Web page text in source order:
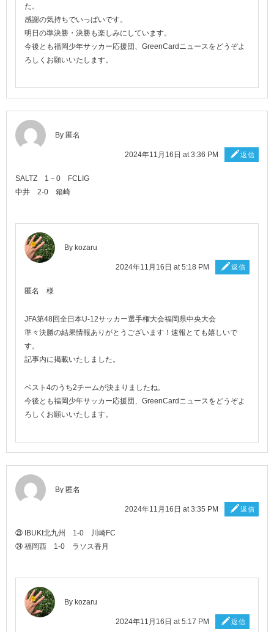
た。
感謝の気持ちでいっぱいです。
明日の準決勝・決勝も楽しみにしています。
今後とも福岡少年サッカー応援団、GreenCardニュースをどうぞよ
ろしくお願いいたします。
By 匿名
2024年11月16日 at 3:36 PM 返信
SALTZ 1－0 FCLIG
中井 2-0 箱崎
By kozaru
2024年11月16日 at 5:18 PM 返信
匿名 様
JFA第48回全日本U-12サッカー選手権大会福岡県中央大会
準々決勝の結果情報ありがとうございます！速報とても嬉しいで
す。
記事内に掲載いたしました。
ベスト4のうち2チームが決まりましたね。
今後とも福岡少年サッカー応援団、GreenCardニュースをどうぞよ
ろしくお願いいたします。
By 匿名
2024年11月16日 at 3:35 PM 返信
㉓ IBUKI北九州 1-0 川崎FC
㉔ 福岡西 1-0 ラソス香月
By kozaru
2024年11月16日 at 5:17 PM 返信